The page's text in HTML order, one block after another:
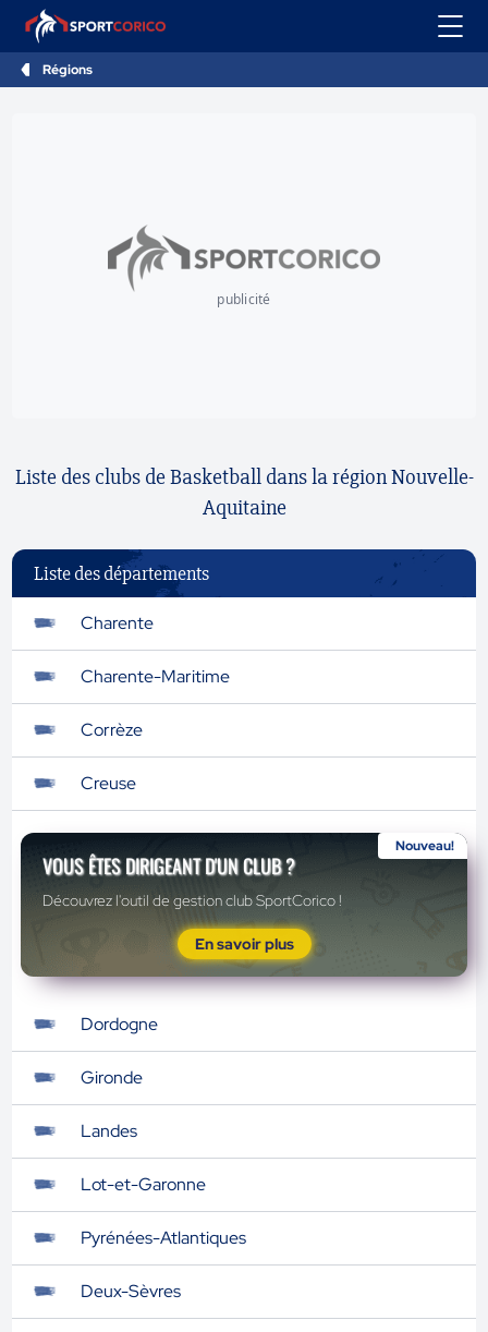
Régions
publicité
Liste des clubs de Basketball dans la région Nouvelle-
Aquitaine
Liste des départements
Charente
Charente-Maritime
Corrèze
Creuse
Nouveau!
VOUS ÊTES DIRIGEANT D'UN CLUB ?
Découvrez l'outil de gestion club SportCorico !
En savoir plus
Dordogne
Gironde
Landes
Lot-et-Garonne
Pyrénées-Atlantiques
Deux-Sèvres